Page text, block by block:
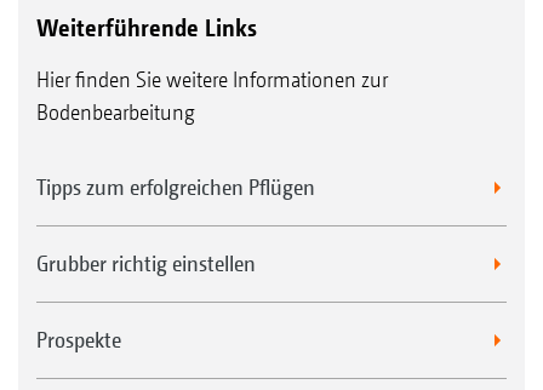
Weiterführende Links
Hier finden Sie weitere Informationen zur
Bodenbearbeitung
Tipps zum erfolgreichen Pflügen
Grubber richtig einstellen
Prospekte